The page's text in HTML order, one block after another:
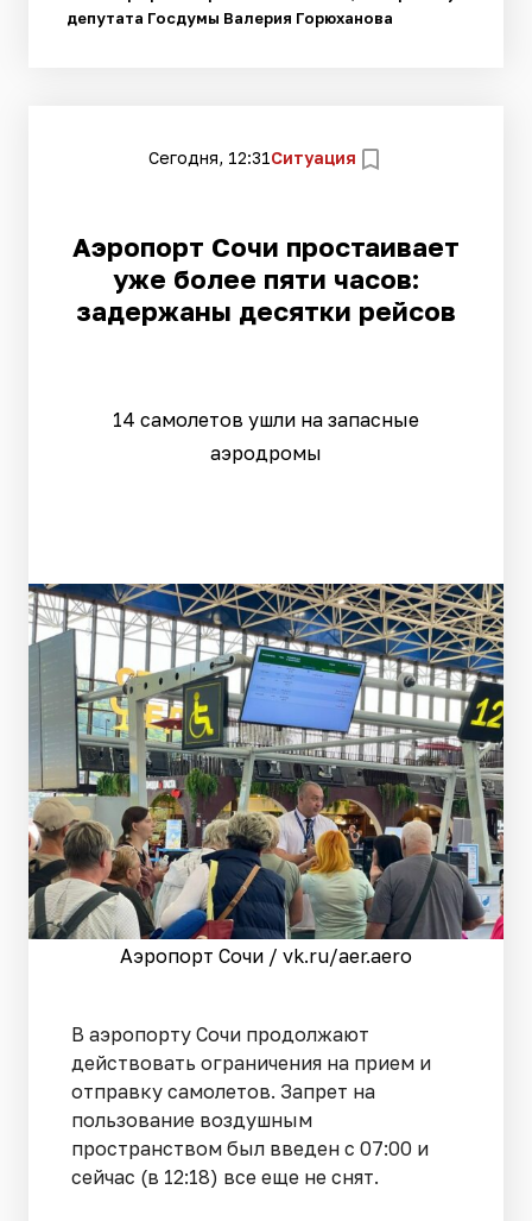
депутата Госдумы Валерия Горюханова
Сегодня, 12:31Ситуация
Аэропорт Сочи простаивает
уже более пяти часов:
задержаны десятки рейсов
14 самолетов ушли на запасные
аэродромы
Аэропорт Сочи / vk.ru/aer.aero
В аэропорту Сочи продолжают
действовать ограничения на прием и
отправку самолетов. Запрет на
пользование воздушным
пространством был введен с 07:00 и
сейчас (в 12:18) все еще не снят.